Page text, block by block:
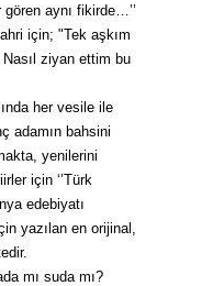
aynı fikirde…’’
için; "Tek aşkım
ziyan ettim bu
her vesile ile
adamın bahsini
yenilerini
için ‘’Türk
edebiyatı
yazılan en orijinal,
mı suda mı?